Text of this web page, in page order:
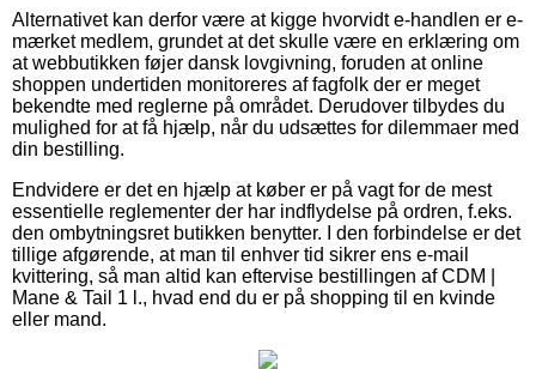
Alternativet kan derfor være at kigge hvorvidt e-handlen er e-
mærket medlem, grundet at det skulle være en erklæring om
at webbutikken føjer dansk lovgivning, foruden at online
shoppen undertiden monitoreres af fagfolk der er meget
bekendte med reglerne på området. Derudover tilbydes du
mulighed for at få hjælp, når du udsættes for dilemmaer med
din bestilling.
Endvidere er det en hjælp at køber er på vagt for de mest
essentielle reglementer der har indflydelse på ordren, f.eks.
den ombytningsret butikken benytter. I den forbindelse er det
tillige afgørende, at man til enhver tid sikrer ens e-mail
kvittering, så man altid kan eftervise bestillingen af CDM |
Mane & Tail 1 l., hvad end du er på shopping til en kvinde
eller mand.